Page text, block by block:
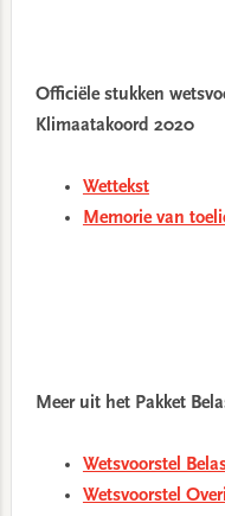
Officiële stukken
Klimaatakoord 2020
Wettekst
Memorie van
Meer uit het Pakket
Wetsvoorstel
Wetsvoorstel